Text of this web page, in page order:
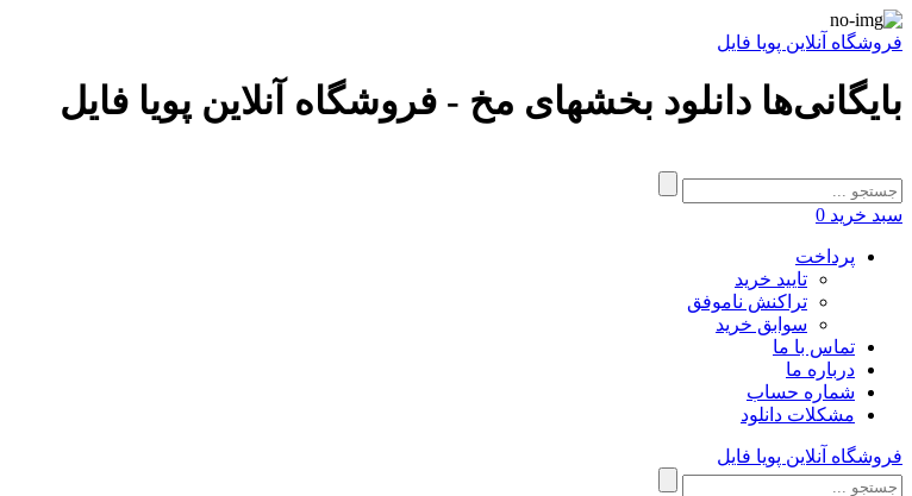
فروشگاه آنلاین پویا فایل
بایگانی‌ها دانلود بخشهای مخ - فروشگاه آنلاین پویا فایل
سبد خرید 0
پرداخت
تایید خرید
تراکنش ناموفق
سوابق خرید
تماس با ما
درباره ما
شماره حساب
مشکلات دانلود
فروشگاه آنلاین پویا فایل